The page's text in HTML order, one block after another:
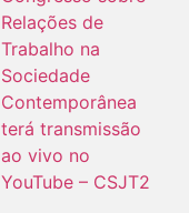
Relações de
Trabalho na
Sociedade
Contemporânea
terá transmissão
ao vivo no
YouTube – CSJT2